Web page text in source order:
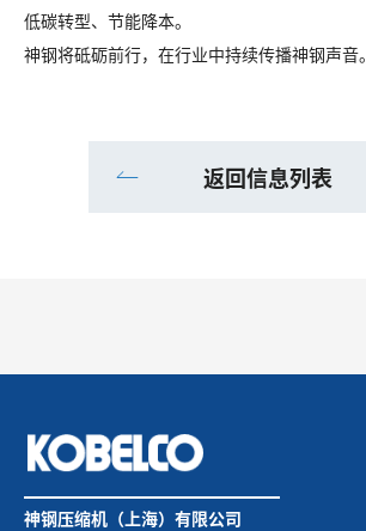
低碳转型、节能降本。
神钢将砥砺前行，在行业中持续传播神钢声音。
返回信息列表
神钢压缩机（上海）有限公司